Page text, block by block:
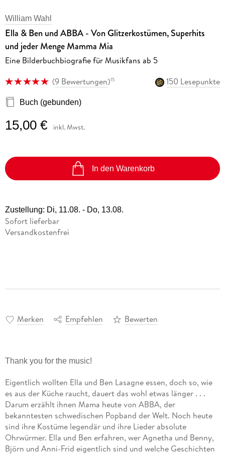
William Wahl
Ella & Ben und ABBA - Von Glitzerkostümen, Superhits
und jeder Menge Mamma Mia
Eine Bilderbuchbiografie für Musikfans ab 5
(9 Bewertungen)15 150 Lesepunkte
Buch (gebunden)
15,00 € inkl. Mwst.
In den Warenkorb
Zustellung: Di, 11.08. - Do, 13.08.
Sofort lieferbar
Versandkostenfrei
Merken Empfehlen Bewerten
Thank you for the music!
Eigentlich wollten Ella und Ben Lasagne essen, doch so, wie
es aus der Küche raucht, dauert das wohl etwas länger . . .
Darum erzählt ihnen Mama heute von ABBA, der
bekanntesten schwedischen Popband der Welt. Noch heute
sind ihre Kostüme legendär und ihre Lieder absolute
Ohrwürmer. Ella und Ben erfahren, wer Agnetha und Benny,
Björn und Anni-Frid eigentlich sind und welche Geschichten